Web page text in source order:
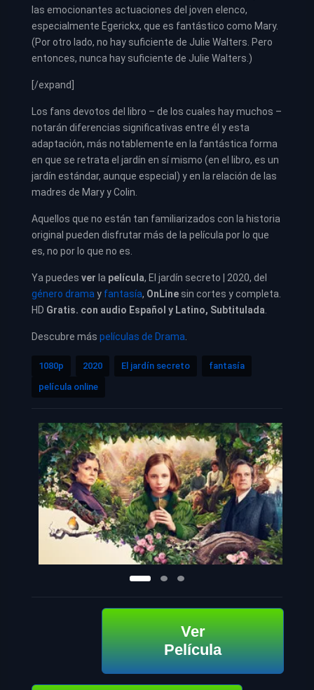
las emocionantes actuaciones del joven elenco,
especialmente Egerickx, que es fantástico como Mary.
(Por otro lado, no hay suficiente de Julie Walters. Pero
entonces, nunca hay suficiente de Julie Walters.)
[/expand]
Los fans devotos del libro – de los cuales hay muchos –
notarán diferencias significativas entre él y esta
adaptación, más notablemente en la fantástica forma
en que se retrata el jardín en sí mismo (en el libro, es un
jardín estándar, aunque especial) y en la relación de las
madres de Mary y Colin.
Aquellos que no están tan familiarizados con la historia
original pueden disfrutar más de la película por lo que
es, no por lo que no es.
Ya puedes ver la película, El jardín secreto | 2020, del
género drama y fantasía, OnLine sin cortes y completa.
HD Gratis. con audio Español y Latino, Subtitulada
Descubre más películas de Drama
1080p 2020 El jardín secreto
fantasía
película online
Ver
Película